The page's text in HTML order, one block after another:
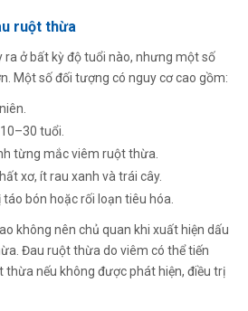
ruột thừa
ở bất kỳ độ tuổi nào, nhưng một số
Một số đối tượng có nguy cơ cao gồm:
tuổi.
từng mắc viêm ruột thừa.
xơ, ít rau xanh và trái cây.
bón hoặc rối loạn tiêu hóa.
không nên chủ quan khi xuất hiện dấu
Đau ruột thừa do viêm có thể tiến
thừa nếu không được phát hiện, điều trị